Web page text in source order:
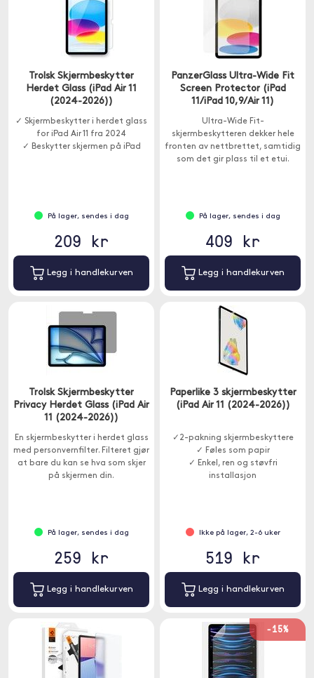
Trolsk Skjermbeskytter
Herdet Glass (iPad Air 11
(2024-2026))
✓ Skjermbeskytter i herdet glass
for iPad Air 11 fra 2024
✓ Beskytter skjermen på iPad
På lager, sendes i dag
209 kr
Legg i handlekurven
PanzerGlass Ultra-Wide Fit
Screen Protector (iPad
11/iPad 10,9/Air 11)
Ultra-Wide Fit-
skjermbeskytteren dekker hele
fronten av nettbrettet, samtidig
som det gir plass til et etui.
På lager, sendes i dag
409 kr
Legg i handlekurven
Trolsk Skjermbeskytter
Privacy Herdet Glass (iPad Air
11 (2024-2026))
En skjermbeskytter i herdet glass
med personvernfilter. Filteret gjør
at bare du kan se hva som skjer
på skjermen din.
På lager, sendes i dag
259 kr
Legg i handlekurven
Paperlike 3 skjermbeskytter
(iPad Air 11 (2024-2026))
✓2-pakning skjermbeskyttere
✓ Føles som papir
✓ Enkel, ren og støvfri
installasjon
Ikke på lager, 2-6 uker
519 kr
Legg i handlekurven
-15%